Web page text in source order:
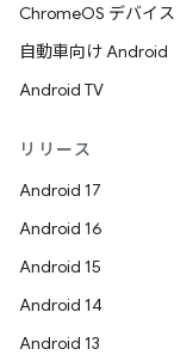
ChromeOS デバイス
自動車向け Android
Android TV
リリース
Android 17
Android 16
Android 15
Android 14
Android 13